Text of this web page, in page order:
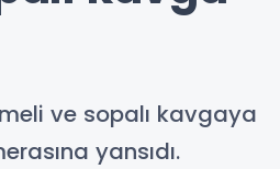
ve sopalı kavgaya
yansıdı.